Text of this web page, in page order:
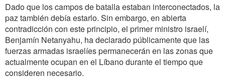
Dado que los campos de batalla estaban interconectados, la
paz también debía estarlo. Sin embargo, en abierta
contradicción con este principio, el primer ministro israelí,
Benjamín Netanyahu, ha declarado públicamente que las
fuerzas armadas israelíes permanecerán en las zonas que
actualmente ocupan en el Líbano durante el tiempo que
consideren necesario.